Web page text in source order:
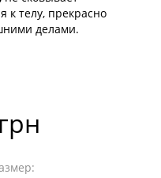
к телу, прекрасно
делами.